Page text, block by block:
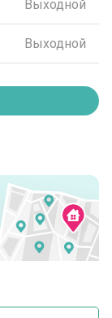
Выходной
Выходной